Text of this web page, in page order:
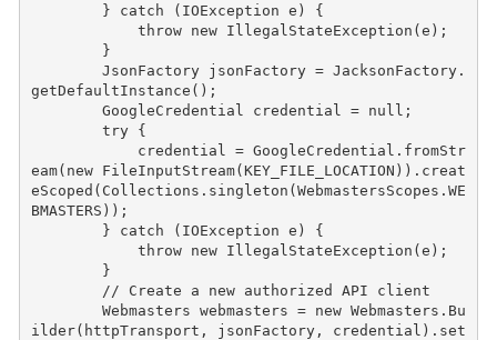
}
catch ( IOException e )
{
throw
new IllegalStateException (e );
}
JsonFactory
jsonFactory = JacksonFactory.
getDefaultInstance ();
GoogleCredential
credential = null ;
try
{
credential
= GoogleCredential . fromStr
eam( new FileInputStream(KEY_FILE_LOCATION )). creat
eScoped ( Collections . singleton (WebmastersScopes . WE
BMASTERS ));
}
catch ( IOException e )
{
throw
new IllegalStateException (e );
}
// Create a new authorized API client
Webmasters webmasters = new Webmasters . Bu
ilder( httpTransport , jsonFactory, credential ). set